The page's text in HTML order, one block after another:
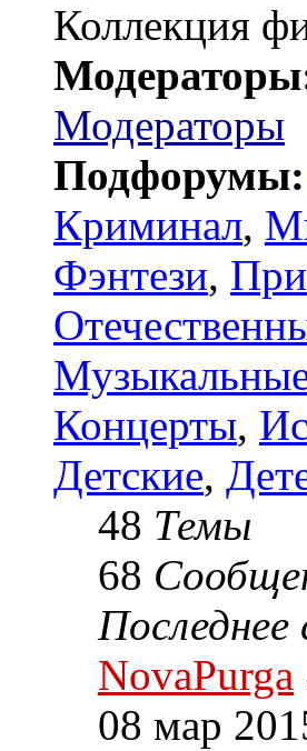
Коллекция
Модераторы
Подфорумы:
Криминал,
Фэнтези,
Концерты,
Детские,
48 Темы
68
Последнее
NovaPurga
08 мар